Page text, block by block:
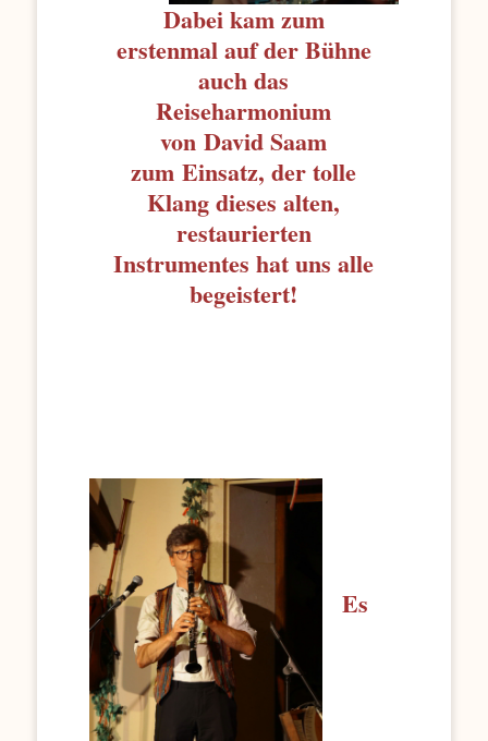
Dabei kam zum
erstenmal auf der Bühne
auch das
Reiseharmonium
von David Saam
zum Einsatz, der tolle
Klang dieses alten,
restaurierten
Instrumentes hat uns alle
begeistert!
Es